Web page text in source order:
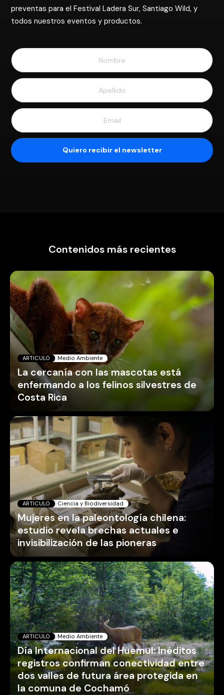
preventas para el Festival Ladera Sur, Santiago Wild, y
todos nuestros eventos y productos.
Contenidos más recientes
ARTICULO Medio Ambiente
La cercanía con las mascotas está
enfermando a los felinos silvestres de
Costa Rica
ARTICULO Ciencia y Biodiversidad
Mujeres en la paleontología chilena:
estudio revela brechas actuales e
invisibilización de las pioneras
ARTICULO Medio Ambiente
Día Internacional del Huemul: Inéditos
registros confirman conectividad entre
dos valles de futura área protegida en
la comuna de Cochamó